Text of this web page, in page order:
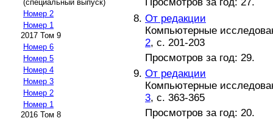
(специальный выпуск)
Номер 2
Номер 1
2017 Том 9
Номер 6
Номер 5
Номер 4
Номер 3
Номер 2
Номер 1
2016 Том 8
От редакции
Компьютерные
2, с. 201-203
Просмотров за год: 29.
От редакции
Компьютерные
3, с. 363-365
Просмотров за год: 20.